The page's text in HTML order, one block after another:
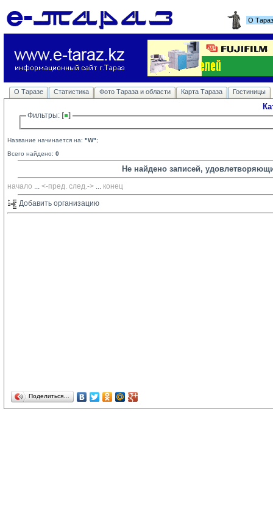
О
О Таразе Статистика Фото Тараза и области Карта Тараза Гостиницы
Фильтры:
Название начинается на: "W";
Всего найдено: 0
Не найдено записей,
начало ... <-пред. след.-> ... конец
Добавить организацию
Поделиться…